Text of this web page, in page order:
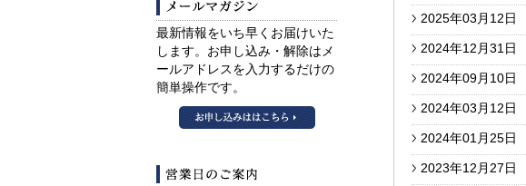
2025年03月12日
2024年12月31日
2024年09月10日
2024年03月12日
2024年01月25日
2023年12月27日
メールマガジン
最新情報をいち早くお届けいた
します。お申し込み・解除はメ
ールアドレスを入力するだけの
簡単操作です。
和泉そうめんメールマガジンのお申
営業日カレンダー